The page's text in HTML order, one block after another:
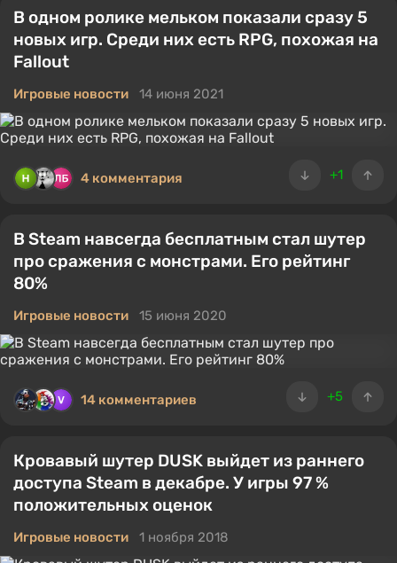
В одном ролике мельком показали сразу 5
новых игр. Среди них есть RPG, похожая на
Fallout
Игровые новости 14 июня 2021
+1
4 комментария
В Steam навсегда бесплатным стал шутер
про сражения с монстрами. Его рейтинг
80%
Игровые новости 15 июня 2020
+5
14 комментариев
Кровавый шутер DUSK выйдет из раннего
доступа Steam в декабре. У игры 97 %
положительных оценок
Игровые новости 1 ноября 2018